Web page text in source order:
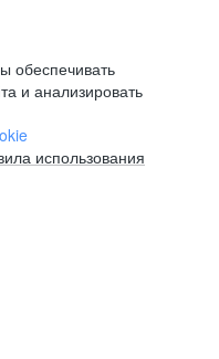
обеспечивать
и анализировать
использования